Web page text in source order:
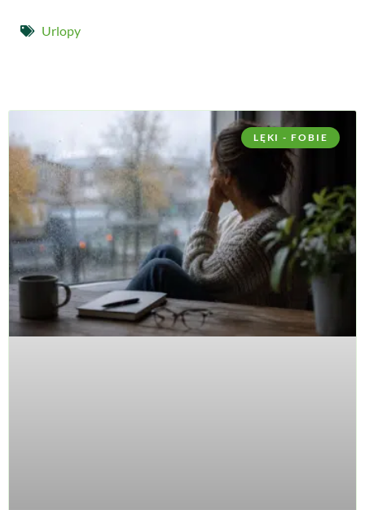
Urlopy
LĘKI - FOBIE